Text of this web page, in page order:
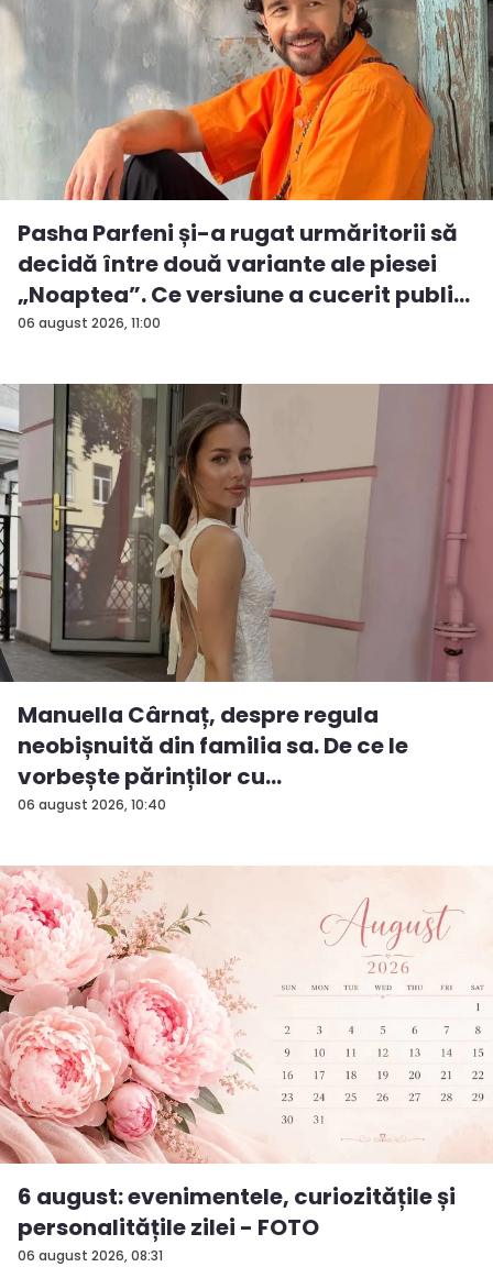
06 august 2026, 11:00
Pasha Parfeni și-a rugat urmăritorii să
decidă între două variante ale piesei
„Noaptea”. Ce versiune a cucerit publi...
06 august 2026, 10:40
Manuella Cârnaț, despre regula
neobișnuită din familia sa. De ce le
vorbește părinților cu
„dumneavoastră...
06 august 2026, 08:31
6 august: evenimentele, curiozitățile și
personalitățile zilei - FOTO